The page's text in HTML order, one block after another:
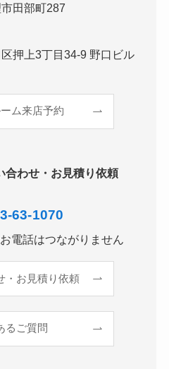
田部町287
押上3丁目34-9 野口ビル
ム来店予約
合わせ・お見積り依頼
63-1070
電話はつながりません
・お見積り依頼
るご質問